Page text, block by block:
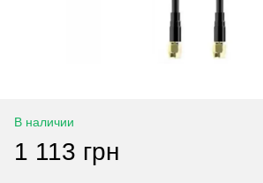
В наличии
1 113 грн